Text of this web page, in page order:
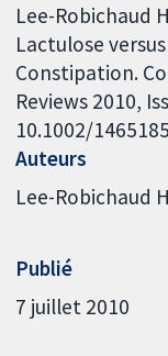
Lee-Robichaud
Lactulose
Constipation.
Reviews 2010,
10.1002/
Auteurs
Lee-Robichaud H
Publié
7 juillet 2010